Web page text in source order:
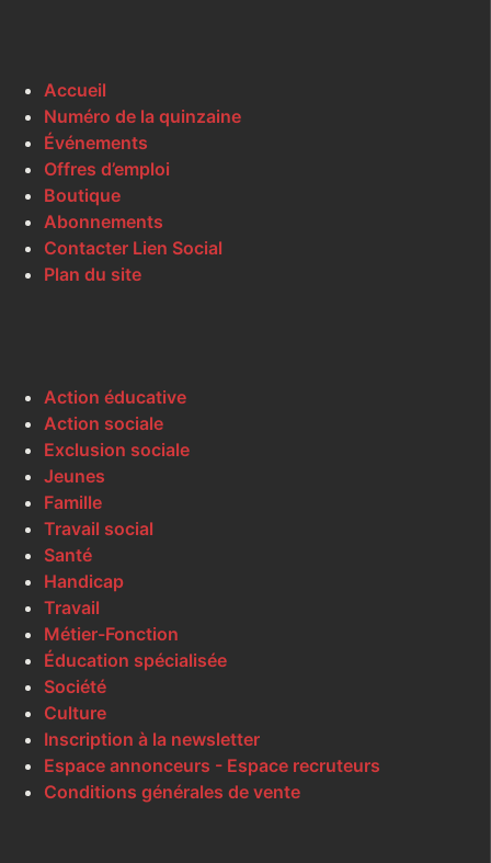
Accueil
Numéro de la quinzaine
Événements
Offres d’emploi
Boutique
Abonnements
Contacter Lien Social
Plan du site
Action éducative
Action sociale
Exclusion sociale
Jeunes
Famille
Travail social
Santé
Handicap
Travail
Métier-Fonction
Éducation spécialisée
Société
Culture
Inscription à la newsletter
Espace annonceurs - Espace recruteurs
Conditions générales de vente